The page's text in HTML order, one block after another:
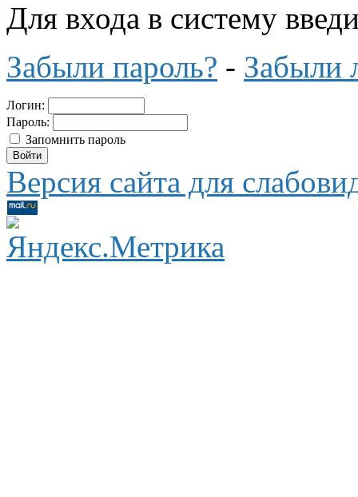
Для входа в систему
Забыли пароль? - Забыли
Логин:
Пароль:
Запомнить пароль
Версия сайта для